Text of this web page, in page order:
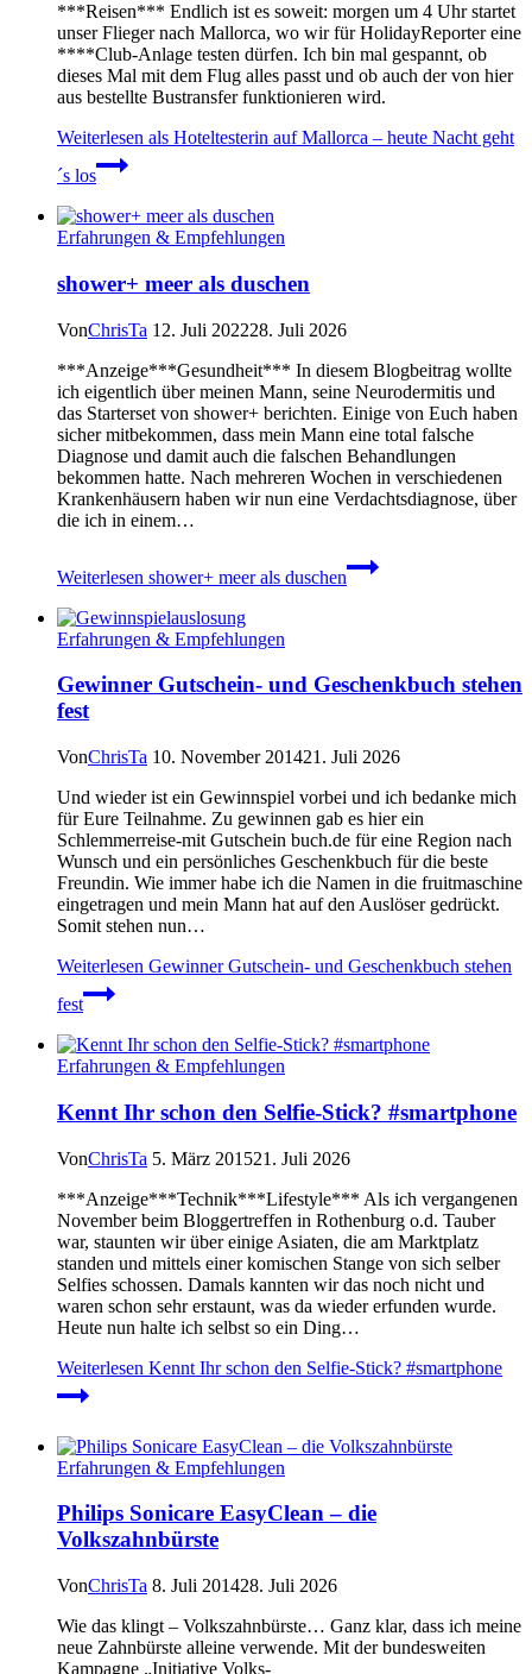
***Reisen*** Endlich ist es soweit: morgen um 4 Uhr startet
unser Flieger nach Mallorca, wo wir für HolidayReporter eine
****Club-Anlage testen dürfen. Ich bin mal gespannt, ob
dieses Mal mit dem Flug alles passt und ob auch der von hier
aus bestellte Bustransfer funktionieren wird.
Weiterlesen als Hoteltesterin auf Mallorca – heute Nacht geht
´s los
Erfahrungen & Empfehlungen
shower+ meer als duschen
VonChrisTa 12. Juli 202228. Juli 2026
***Anzeige***Gesundheit*** In diesem Blogbeitrag wollte
ich eigentlich über meinen Mann, seine Neurodermitis und
das Starterset von shower+ berichten. Einige von Euch haben
sicher mitbekommen, dass mein Mann eine total falsche
Diagnose und damit auch die falschen Behandlungen
bekommen hatte. Nach mehreren Wochen in verschiedenen
Krankenhäusern haben wir nun eine Verdachtsdiagnose, über
die ich in einem…
Weiterlesen shower+ meer als duschen
Erfahrungen & Empfehlungen
Gewinner Gutschein- und Geschenkbuch stehen
fest
VonChrisTa 10. November 201421. Juli 2026
Und wieder ist ein Gewinnspiel vorbei und ich bedanke mich
für Eure Teilnahme. Zu gewinnen gab es hier ein
Schlemmerreise-mit Gutschein buch.de für eine Region nach
Wunsch und ein persönliches Geschenkbuch für die beste
Freundin. Wie immer habe ich die Namen in die fruitmaschine
eingetragen und mein Mann hat auf den Auslöser gedrückt.
Somit stehen nun…
Weiterlesen Gewinner Gutschein- und Geschenkbuch stehen
fest
Erfahrungen & Empfehlungen
Kennt Ihr schon den Selfie-Stick? #smartphone
VonChrisTa 5. März 201521. Juli 2026
***Anzeige***Technik***Lifestyle*** Als ich vergangenen
November beim Bloggertreffen in Rothenburg o.d. Tauber
war, staunten wir über einige Asiaten, die am Marktplatz
standen und mittels einer komischen Stange von sich selber
Selfies schossen. Damals kannten wir das noch nicht und
waren schon sehr erstaunt, was da wieder erfunden wurde.
Heute nun halte ich selbst so ein Ding…
Weiterlesen Kennt Ihr schon den Selfie-Stick? #smartphone
Erfahrungen & Empfehlungen
Philips Sonicare EasyClean – die
Volkszahnbürste
VonChrisTa 8. Juli 201428. Juli 2026
Wie das klingt – Volkszahnbürste… Ganz klar, dass ich meine
neue Zahnbürste alleine verwende. Mit der bundesweiten
Kampagne „Initiative Volks-